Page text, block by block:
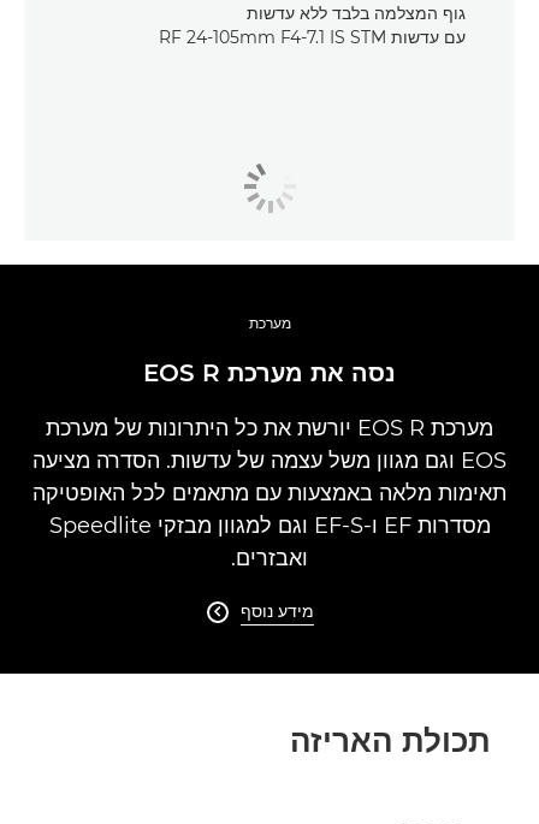
גוף המצלמה בלבד ללא עדשות
עם עדשות RF 24-105mm F4-7.1 IS STM
מערכת
נסה את מערכת EOS R
מערכת EOS R יורשת את כל היתרונות של מערכת
EOS וגם מגוון משל עצמה של עדשות. הסדרה מציעה
תאימות מלאה באמצעות עם מתאמים לכל האופטיקה
מסדרות EF ו-EF-S וגם למגוון מבזקי Speedlite
ואבזרים.
מידע נוסף 
תכולת האריזה